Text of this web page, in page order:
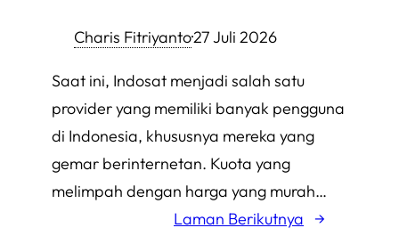
Charis Fitriyanto·27 Juli 2026
Saat ini, Indosat menjadi salah satu
provider yang memiliki banyak pengguna
di Indonesia, khususnya mereka yang
gemar berinternetan. Kuota yang
melimpah dengan harga yang murah…
Laman Berikutnya →